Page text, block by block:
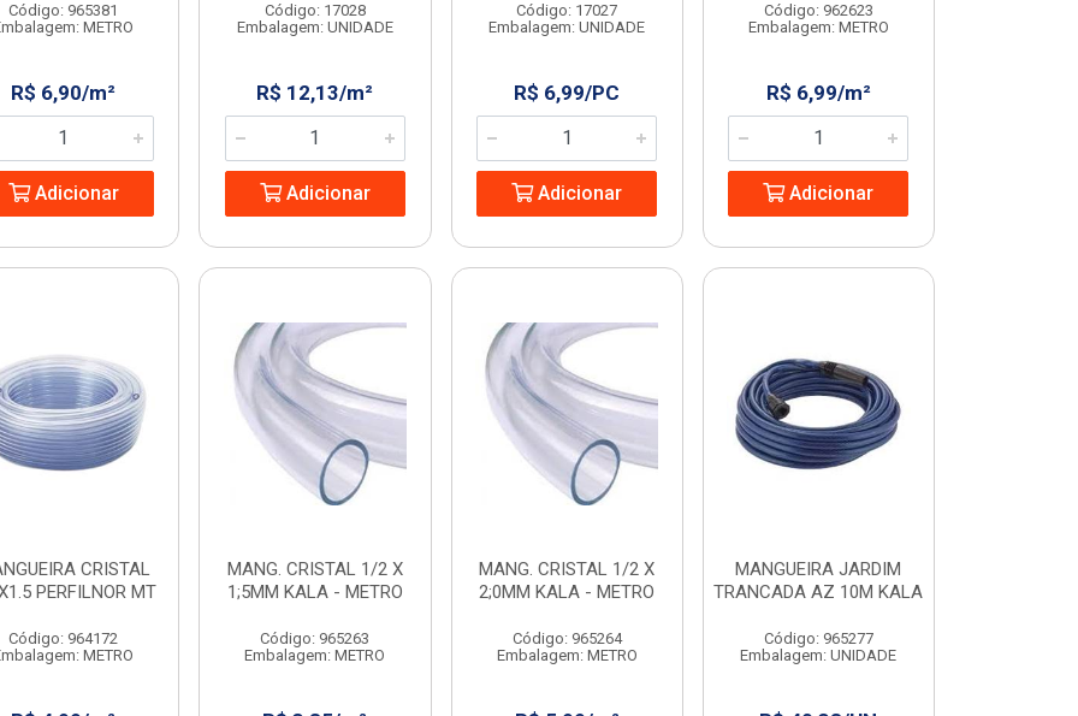
Código: 965381
METRO
R$ 6,90/m²
Adicionar
Código: 17028
Embalagem: UNIDADE
R$ 12,13/m²
Adicionar
Código: 17027
Embalagem: UNIDADE
R$ 6,99/PC
Adicionar
Código: 962623
Embalagem: METRO
R$ 6,99/m²
Adicionar
CRISTAL
PERFILNOR MT
Código: 964172
METRO
MANG. CRISTAL 1/2 X
1;5MM KALA - METRO
Código: 965263
Embalagem: METRO
MANG. CRISTAL 1/2 X
2;0MM KALA - METRO
Código: 965264
Embalagem: METRO
MANGUEIRA JARDIM
TRANCADA AZ 10M KALA
Código: 965277
Embalagem: UNIDADE